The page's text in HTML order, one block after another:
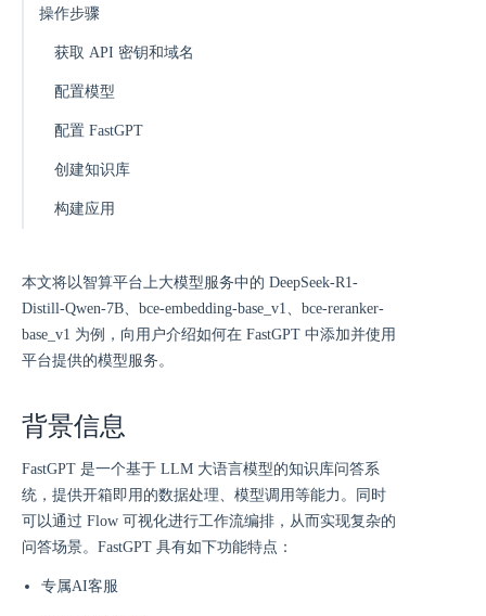
操作步骤
获取 API 密钥和域名
配置模型
配置 FastGPT
创建知识库
构建应用
本文将以智算平台上大模型服务中的 DeepSeek-R1-
Distill-Qwen-7B、bce-embedding-base_v1、bce-reranker-
base_v1 为例，向用户介绍如何在 FastGPT 中添加并使用
平台提供的模型服务。
背景信息
FastGPT 是一个基于 LLM 大语言模型的知识库问答系
统，提供开箱即用的数据处理、模型调用等能力。同时
可以通过 Flow 可视化进行工作流编排，从而实现复杂的
问答场景。FastGPT 具有如下功能特点：
专属AI客服